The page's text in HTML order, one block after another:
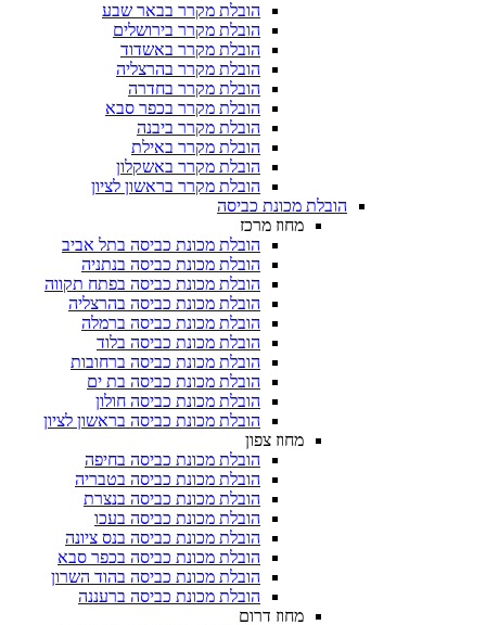
הובלת מקרר בבאר שבע
הובלת מקרר בירושלים
הובלת מקרר באשדוד
הובלת מקרר בהרצליה
הובלת מקרר בחדרה
הובלת מקרר בכפר סבא
הובלת מקרר ביבנה
הובלת מקרר באילת
הובלת מקרר באשקלון
הובלת מקרר בראשון לציון
הובלת מכונת כביסה
הובלת מכונת כביסה בתל אביב
הובלת מכונת כביסה בנתניה
הובלת מכונת כביסה בפתח תקווה
הובלת מכונת כביסה בהרצליה
הובלת מכונת כביסה ברמלה
הובלת מכונת כביסה בלוד
הובלת מכונת כביסה ברחובות
הובלת מכונת כביסה בת ים
הובלת מכונת כביסה חולון
הובלת מכונת כביסה בראשון לציון
הובלת מכונת כביסה בחיפה
הובלת מכונת כביסה בטבריה
הובלת מכונת כביסה בנצרת
הובלת מכונת כביסה בעכו
הובלת מכונת כביסה בנס ציונה
הובלת מכונת כביסה בכפר סבא
הובלת מכונת כביסה בהוד השרון
הובלת מכונת כביסה ברעננה